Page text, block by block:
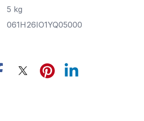
5 kg
061H26IO1YQ05000